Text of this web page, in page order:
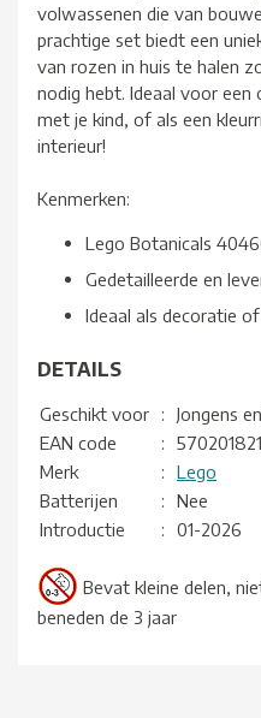
volwassenen die van
prachtige set biedt een
van rozen in huis te halen
nodig hebt. Ideaal voor
met je kind, of als een
interieur!
Kenmerken:
Lego Botanicals
Gedetailleerde en
Ideaal als decoratie
DETAILS
Geschikt voor :
Jongens
EAN code
:
Merk
:
Lego
Batterijen
:
Nee
Introductie
: 01-2026
Bevat kleine delen,
beneden de 3 jaar